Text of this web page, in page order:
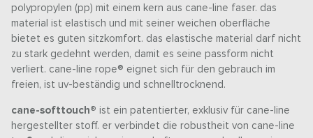
polypropylen (pp) mit einem kern aus cane-line faser. das
material ist elastisch und mit seiner weichen oberfläche
bietet es guten sitzkomfort. das elastische material darf nicht
zu stark gedehnt werden, damit es seine passform nicht
verliert. cane-line rope® eignet sich für den gebrauch im
freien, ist uv-beständig und schnelltrocknend.
cane-softtouch® ist ein patentierter, exklusiv für cane-line
hergestellter stoff. er verbindet die robustheit von cane-line